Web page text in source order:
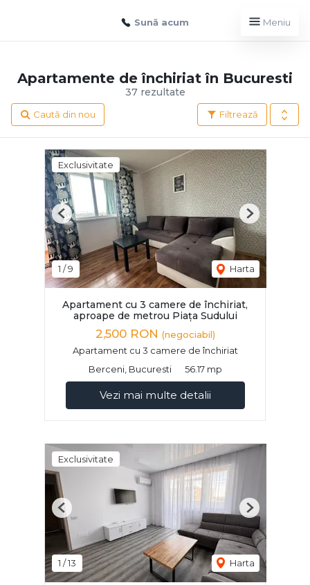
Sună acum Meniu
37 rezultate
Apartamente de închiriat în Bucuresti
Filtrează
Caută din nou
Exclusivitate
1 /9 Harta
Previous Next
Apartament cu 3 camere de închiriat,
aproape de metrou Piața Sudului
2,500 RON (negociabil)
Apartament cu 3 camere de închiriat
Berceni, Bucuresti
56.17 mp
Vezi mai multe detalii
Exclusivitate
1 /13 Harta
Previous Next